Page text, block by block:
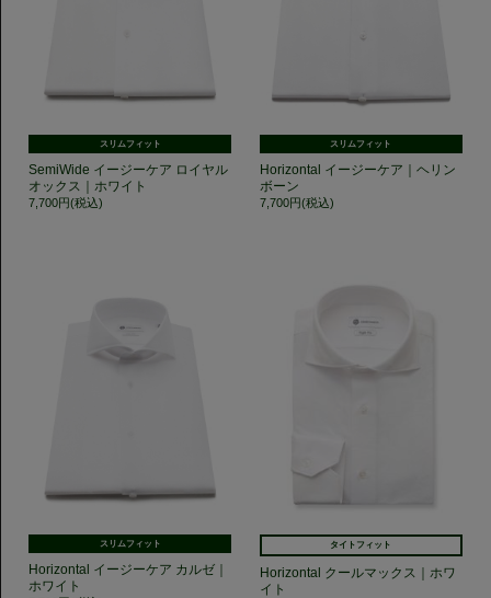
スリムフィット
SemiWide イージーケア ロイヤル
オックス｜ホワイト
7,700円(税込)
スリムフィット
Horizontal イージーケア｜ヘリン
ボーン
7,700円(税込)
スリムフィット
Horizontal イージーケア カルゼ｜
ホワイト
タイトフィット
Horizontal クールマックス｜ホワ
イト